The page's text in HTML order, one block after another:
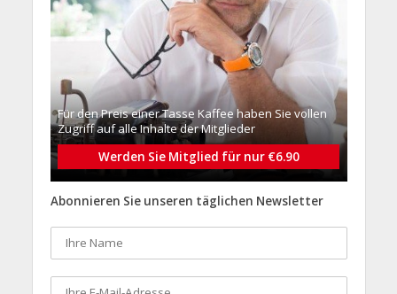
Für den Preis einer Tasse Kaffee haben Sie vollen
Zugriff auf alle Inhalte der Mitglieder
Werden Sie Mitglied für nur €6.90
Abonnieren Sie unseren täglichen Newsletter